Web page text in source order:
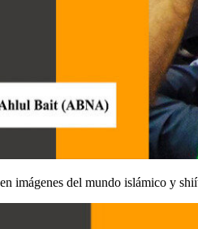
imágenes del mundo islámico y